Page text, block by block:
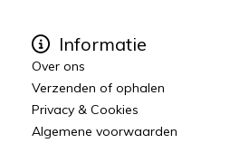
Informatie
Over ons
Verzenden of ophalen
Privacy & Cookies
Algemene voorwaarden